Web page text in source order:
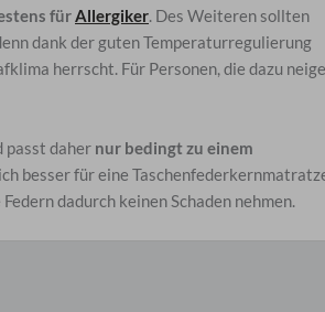
fürAllergiker. Des Weiteren sollten
dank der guten Temperaturregulierung
herrscht. Für Personen, die dazu
passt daher nur bedingt zu einem
besser für eine
dadurch keinen Schaden nehmen.